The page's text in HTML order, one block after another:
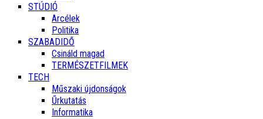
STÚDIÓ
Arcélek
Politika
SZABADIDŐ
Csináld magad
TERMÉSZETFILMEK
TECH
Műszaki újdonságok
Űrkutatás
Informatika